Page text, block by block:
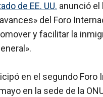
de EE. UU. anunció el
del Foro
y facilitar la
en el segundo Foro
en la sede de la